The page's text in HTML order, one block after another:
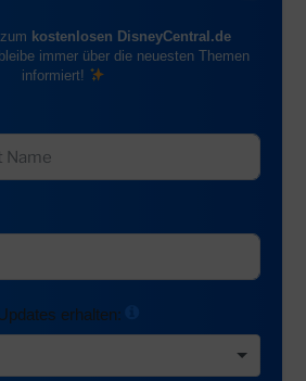
kostenlosen DisneyCentral.de
immer über die neuesten Themen
informiert!
erhalten: